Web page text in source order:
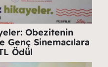
Obezitenin
Genç Sinemacılara
Ödül